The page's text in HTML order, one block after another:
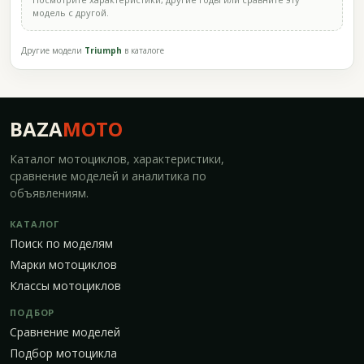
модель с другой.
Другие модели Triumph в каталоге
BAZAMOTO
Каталог мотоциклов, характеристики,
сравнение моделей и аналитика по
объявлениям.
КАТАЛОГ
Поиск по моделям
Марки мотоциклов
Классы мотоциклов
ПОДБОР
Сравнение моделей
Подбор мотоцикла